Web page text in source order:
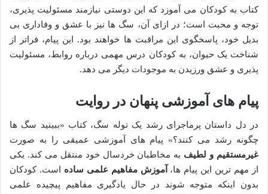
کتاب به کودکان می آموزد که این دوستی نیازمند مسئولیت پذیری،
توجه و محبت است؛ در ازای آن، سگ ها نیز با عشق و وفاداری بی
بدیل خود، پاسخگوی این مراقبت ها خواهند بود. این پیام، فراتر از
شناخت یک حیوان، به کودکان درس مهمی درباره روابط، مسئولیت
پذیری و عشق ورزیدن به موجودات دیگر می دهد.
پیام های آموزشی پنهان در روایت
در دل داستان پرماجرای رشد یک توله سگ، کتاب «ببینید سگ ها
چگونه رشد می کنند؟» پیام های آموزشی عمیقی را به صورت
غیرمستقیم و لطیف به مخاطبان خردسال خود منتقل می کند. یکی
از مهم ترین این پیام ها، آموزش مفاهیم علمی ساده است. کودکان
بدون اینکه متوجه شوند در حال یادگیری مفاهیم پیچیده علمی